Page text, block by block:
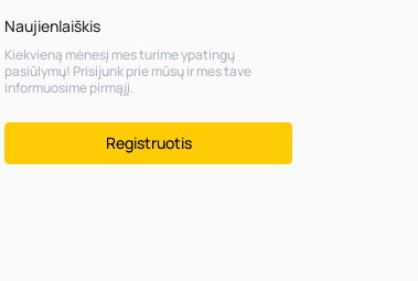
Naujienlaiškis
Kiekvieną mėnesį mes turime ypatingų
pasiūlymų! Prisijunk prie mūsų ir mes tave
informuosime pirmąjį.
Registruotis